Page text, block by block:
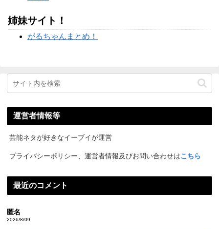
姉妹サイト！
がるちゃんまとめ！
運営者情報等
芸能ネタが好きなイーブイが運営
プライバシーポリシー、運営者情報及びお問い合わせはこちら
最近のコメント
匿名
2026/8/09